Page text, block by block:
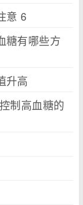
意 6
糖有哪些方
升高
制高血糖的